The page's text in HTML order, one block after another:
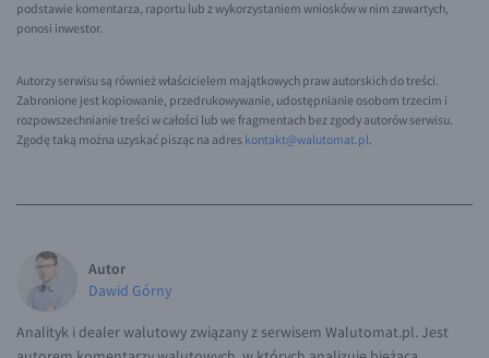
podstawie komentarza, raportu lub z wykorzystaniem wniosków w nim zawartych,
ponosi inwestor.
Autorzy serwisu są również właścicielem majątkowych praw autorskich do treści.
Zabronione jest kopiowanie, przedrukowywanie, udostępnianie osobom trzecim i
rozpowszechnianie treści w całości lub we fragmentach bez zgody autorów serwisu.
Zgodę taką można uzyskać pisząc na adres kontakt@walutomat.pl.
Autor
Dawid Górny
Analityk i dealer walutowy związany z serwisem Walutomat.pl. Jest